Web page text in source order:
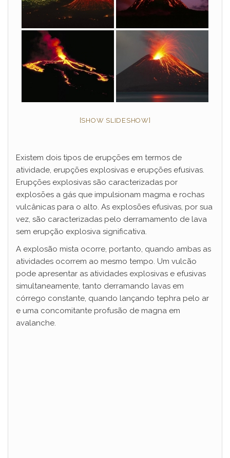
[SHOW SLIDESHOW]
Existem dois tipos de erupções em termos de
atividade, erupções explosivas e erupções efusivas.
Erupções explosivas são caracterizadas por
explosões a gás que impulsionam magma e rochas
vulcânicas para o alto. As explosões efusivas, por sua
vez, são caracterizadas pelo derramamento de lava
sem erupção explosiva significativa.
A explosão mista ocorre, portanto, quando ambas as
atividades ocorrem ao mesmo tempo. Um vulcão
pode apresentar as atividades explosivas e efusivas
simultaneamente, tanto derramando lavas em
córrego constante, quando lançando tephra pelo ar
e uma concomitante profusão de magna em
avalanche.